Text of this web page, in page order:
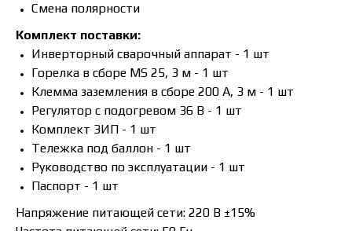
Смена полярности
Комплект поставки:
Инверторный сварочный аппарат - 1 шт
Горелка в сборе MS 25, 3 м - 1 шт
Клемма заземления в сборе 200 А, 3 м - 1 шт
Регулятор c подогревом 36 В - 1 шт
Комплект ЗИП - 1 шт
Тележка под баллон - 1 шт
Руководство по эксплуатации - 1 шт
Паспорт - 1 шт
Напряжение питающей сети: 220 В ±15%